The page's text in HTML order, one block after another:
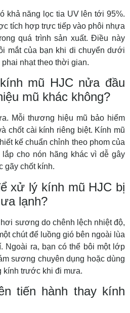
khả năng lọc tia UV lên tới 95%.
tích hợp trực tiếp vào phôi nhựa
quá trình sản xuất. Điều này
mắt của bạn khi di chuyển dưới
nhạt theo thời gian.
mũ HJC nửa đầu
mũ khác không?
Mỗi thương hiệu mũ bảo hiểm
chốt cài kính riêng biệt. Kính mũ
kế chuẩn chỉnh theo phom của
cho nón hãng khác vì dễ gây
gãy chốt kính.
xử lý kính mũ HJC bị
lạnh?
sương do chênh lệch nhiệt độ,
chút để luồng gió bên ngoài lùa
Ngoài ra, bạn có thể bôi một lớp
sương chuyên dụng hoặc dùng
kính trước khi đi mưa.
tiến hành thay kính